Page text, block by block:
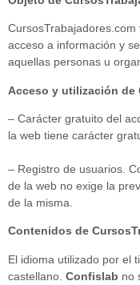
acceso a información y
aquellas personas u
Acceso y utilización de
– Carácter gratuito del
la web tiene carácter
– Registro de usuarios.
de la web no exige la
de la misma.
Contenidos de
El idioma utilizado por el
castellano. Confislab no